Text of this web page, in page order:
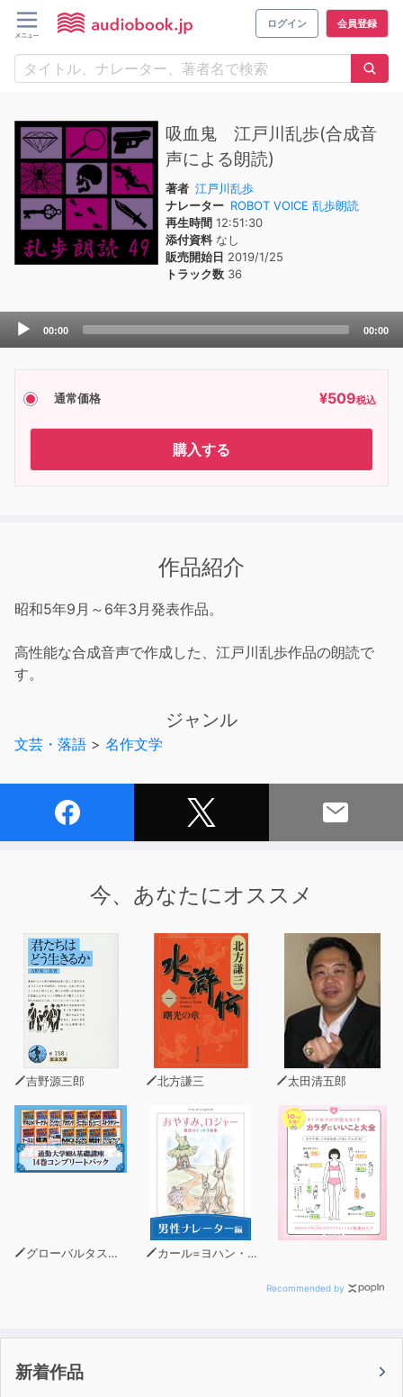
ログイン 会員登録
吸血鬼 江戸川乱歩(合成音
声による朗読)
著者 江戸川乱歩
ナレーター ROBOT VOICE 乱歩朗読
再生時間 12:51:30
添付資料なし
販売開始日 2019/1/25
トラック数 36
Audio
00:00 00:00
通常価格 ¥509税込
購入する
作品紹介
昭和5年9月～6年3月発表作品。
高性能な合成音声で作成した、江戸川乱歩作品の朗読で
す。
ジャンル
文芸・落語 > 名作文学
今、あなたにオススメ
吉野源三郎 北方謙三 太田清五郎
グローバルタスクフォース(著) カール=ヨハン・エリーン
Recommended by
新着作品